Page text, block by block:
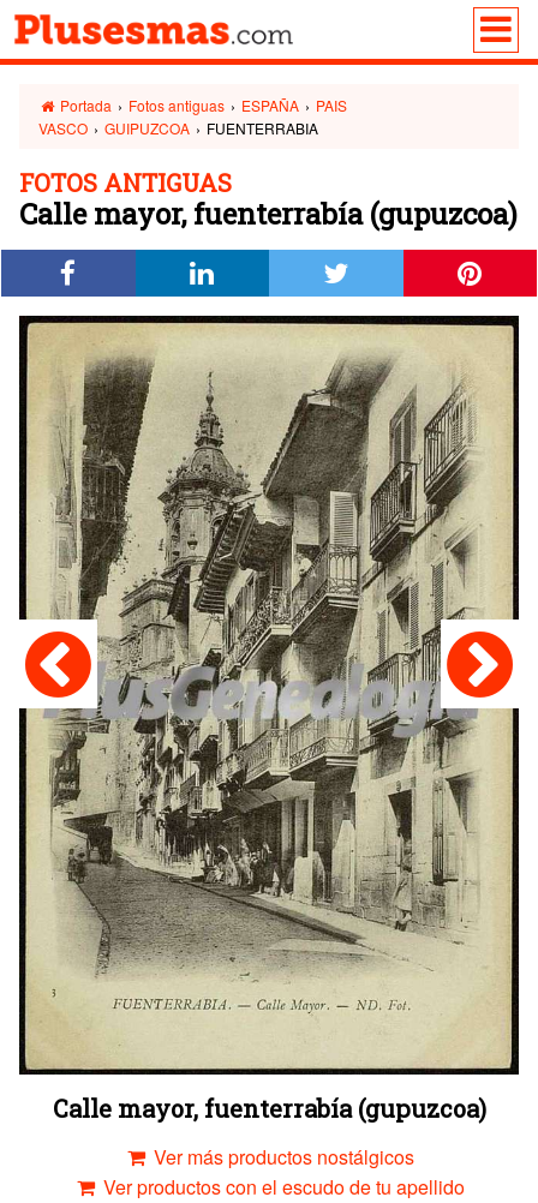
Portada › Fotos antiguas › ESPAÑA › PAIS
VASCO › GUIPUZCOA › FUENTERRABIA
FOTOS ANTIGUAS
Calle mayor, fuenterrabía (gupuzcoa)
Calle mayor, fuenterrabía (gupuzcoa)
Ver más productos nostálgicos
Ver productos con el escudo de tu apellido